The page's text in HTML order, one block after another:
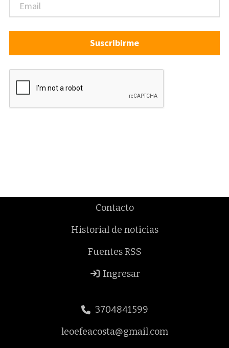
Suscribirme
Contacto
Historial de noticias
Fuentes RSS
Ingresar
3704841599
leoefeacosta@gmail.com